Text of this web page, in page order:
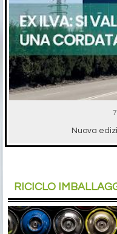
Nuova
RICICLO